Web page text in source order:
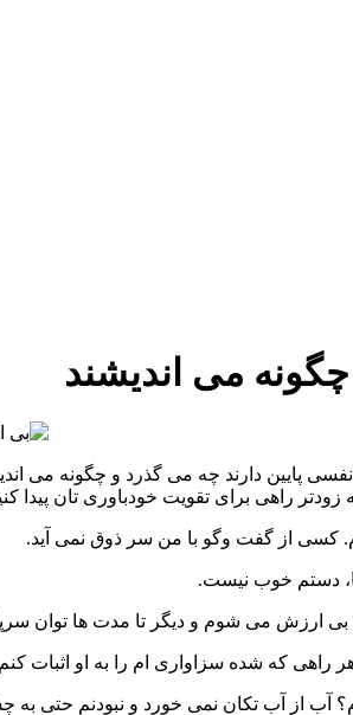
می اندیشند
به نفسی پایین دارند چه می گذرد و چگونه
زودتر راهی برای تقویت خودباوری تان
کسی از گفت وگو با من سر ذوق نمی آید.
دستم خوب نیست.
بی ارزش می شوم و دیگر تا مدت ها توان
که شده سزاواری ام را به او اثبات
آب از آب تکان نمی خورد و نبودنم حتی